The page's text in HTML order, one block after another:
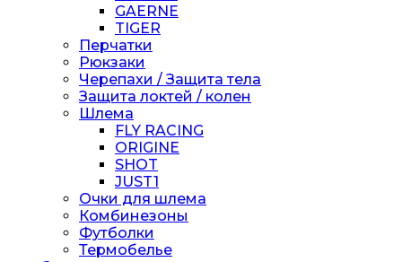
GAERNE
TIGER
Перчатки
Рюкзаки
Черепахи / Защита тела
Защита локтей / колен
Шлема
FLY RACING
ORIGINE
SHOT
JUST1
Очки для шлема
Комбинезоны
Футболки
Термобелье